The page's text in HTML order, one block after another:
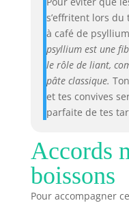
s’effritent lors
à café de
psyllium est une
le rôle de liant,
pâte classique.
et tes convives
parfaite de tes
Accords
boissons
Pour accompagner